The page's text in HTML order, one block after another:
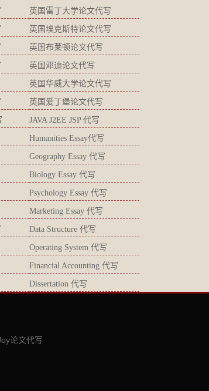
英国雷丁大学论文代写
英国埃克斯特论文代写
英国布莱顿论文代写
英国邓迪论文代写
英国华威大学论文代写
英国爱丁堡论文代写
JAVA J2EE JSP 代写
Humanities Essay代写
Geography Essay 代写
Biology Essay 代写
Psychology Essay 代写
Marketing Essay 代写
Data Structure 代写
Operating System 代写
Financial Accounting 代写
Dissertation 代写
论文代写